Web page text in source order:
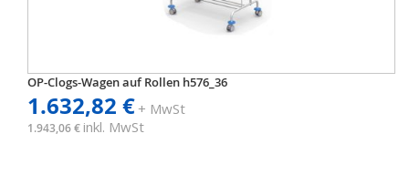
OP-Clogs-Wagen auf Rollen h576_36
1.632,82 €+ MwSt
1.943,06 € inkl. MwSt